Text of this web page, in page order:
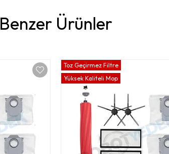
Benzer Ürünler
Toz Geçirmez Filtre
Yüksek Kaliteli Mop